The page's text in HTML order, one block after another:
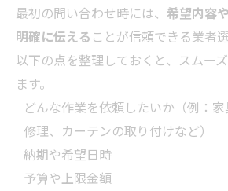
最初の問い合わせ時には、 希望内容
明確に伝える ことが信頼できる業者
以下の点を整理しておくと、スムー
ます。
どんな作業を依頼したいか（例：
修理、カーテンの取り付けなど）
納期や希望日時
予算や上限金額